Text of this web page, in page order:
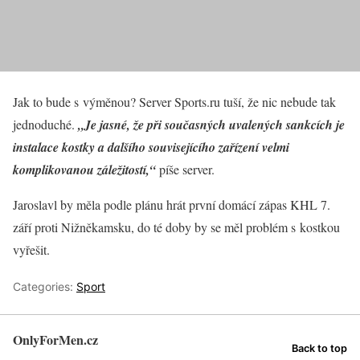
Jak to bude s výměnou? Server Sports.ru tuší, že nic nebude tak
jednoduché. „Je jasné, že při současných uvalených sankcích je
instalace kostky a dalšího souvisejícího zařízení velmi
komplikovanou záležitostí,“píše server.
Jaroslavl by měla podle plánu hrát první domácí zápas KHL 7.
září proti Nižněkamsku, do té doby by se měl problém s kostkou
vyřešit.
Categories: Sport
OnlyForMen.cz Back to top